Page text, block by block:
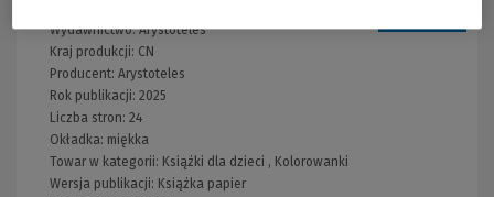
Wydawnictwo:Arystoteles
Kraj produkcji: CN
Producent: Arystoteles
Rok publikacji: 2025
Liczba stron: 24
Okładka: miękka
Towar w kategorii: Książki dla dzieci , Kolorowanki
Wersja publikacji: Książka papier